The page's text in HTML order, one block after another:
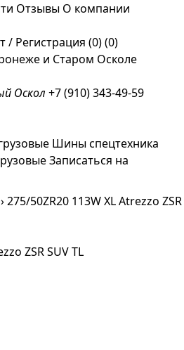
Отзывы О компании
/ Регистрация (0)(0)
Оскол +7 (910) 343-49-59
Шины спецтехника
Записаться на
›275/50ZR20 113W XL Atrezzo ZSR
ZSR SUV TL